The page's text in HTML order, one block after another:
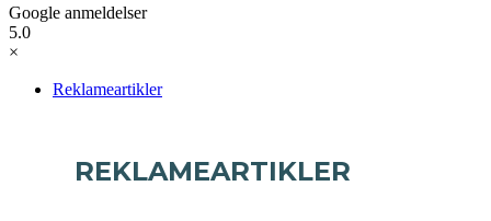
Google anmeldelser
5.0
×
Reklameartikler
REKLAMEARTIKLER